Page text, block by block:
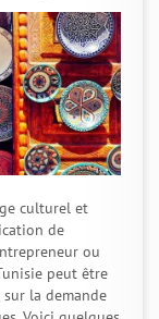
culturel et
de
ou
peut être
la demande